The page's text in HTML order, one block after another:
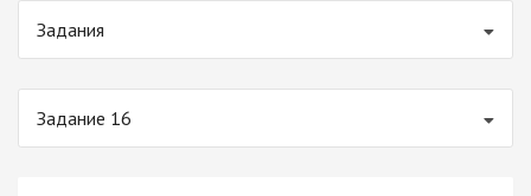
Задания
Задание 16